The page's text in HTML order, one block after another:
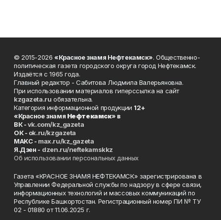
© 2015-2026 «Красное знамя Нефтекамск». Общественно-
политическая газета городского округа город Нефтекамск.
Издаётся с 1965 года.
Главный редактор - Сабитова Людмила Валерьяновна.
При использовании материалов гиперссылка на сайт
kzgazeta.ru обязательна.
Категория информационной продукции 12+
«Красное знамя Нефтекамск» в
ВК -vk.com/kz_gazeta
ОК - ok.ru/kzgazeta
MAKC - max.ru/kz_gazeta
Я.Дзен - dzen.ru/neftekamskkz
Об использовании персональных данных
Газета «КРАСНОЕ ЗНАМЯ НЕФТЕКАМСК» зарегистрирована в
Управлении Федеральной службы по надзору в сфере связи,
информационных технологий и массовых коммуникаций по
Республике Башкортостан. Регистрационный номер ПИ № ТУ
02 - 01880 от 11.06.2025 г.